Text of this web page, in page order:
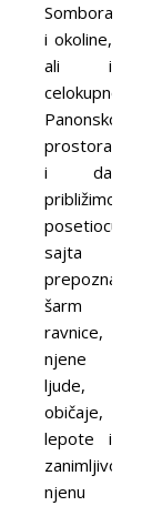
Sombora
i okoline,
ali i
celokupnog
Panonskog
prostora
i da
približimo
posetiocu
sajta
prepoznatljiv
šarm
ravnice,
njene
ljude,
običaje,
lepote i
zanimljivosti,
njenu